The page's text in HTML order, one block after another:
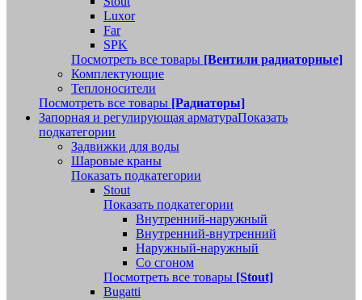
Luxor
Far
SPK
Посмотреть все товары [Вентили радиаторные]
Комплектующие
Теплоносители
Посмотреть все товары [Радиаторы]
Запорная и регулирующая арматураПоказать
подкатегории
Задвижки для воды
Шаровые краны
Показать подкатегории
Stout
Показать подкатегории
Внутренний-наружный
Внутренний-внутренний
Наружный-наружный
Со сгоном
Посмотреть все товары [Stout]
Bugatti